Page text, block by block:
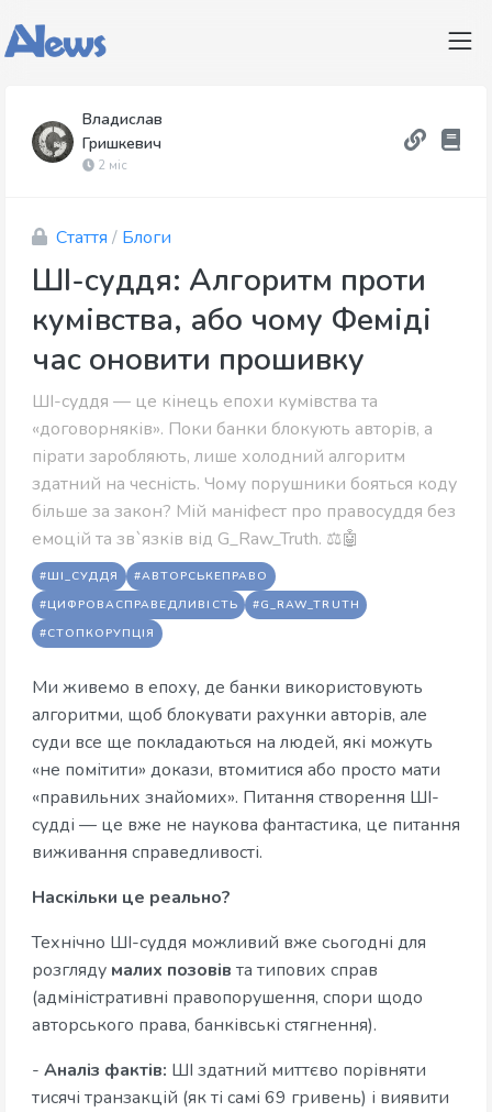
Владислав
Гришкевич
2 міс
Стаття / Блоги
ШІ-суддя: Алгоритм проти
кумівства, або чому Феміді
час оновити прошивку
ШІ-суддя — це кінець епохи кумівства та
«договорняків». Поки банки блокують авторів, а
пірати заробляють, лише холодний алгоритм
здатний на чесність. Чому порушники бояться коду
більше за закон? Мій маніфест про правосуддя без
емоцій та зв`язків від G_Raw_Truth. ⚖️🤖
#ШІ_СУДДЯ
#АВТОРСЬКЕПРАВО
#ЦИФРОВАСПРАВЕДЛИВІСТЬ
#G_RAW_TRUTH
#СТОПКОРУПЦІЯ
Ми живемо в епоху, де банки використовують
алгоритми, щоб блокувати рахунки авторів, але
суди все ще покладаються на людей, які можуть
«не помітити» докази, втомитися або просто мати
«правильних знайомих». Питання створення ШІ-
судді — це вже не наукова фантастика, це питання
виживання справедливості.
Наскільки це реально?
Технічно ШІ-суддя можливий вже сьогодні для
розгляду малих позовів та типових справ
(адміністративні правопорушення, спори щодо
авторського права, банківські стягнення).
- Аналіз фактів: ШІ здатний миттєво порівняти
тисячі транзакцій (як ті самі 69 гривень) і виявити